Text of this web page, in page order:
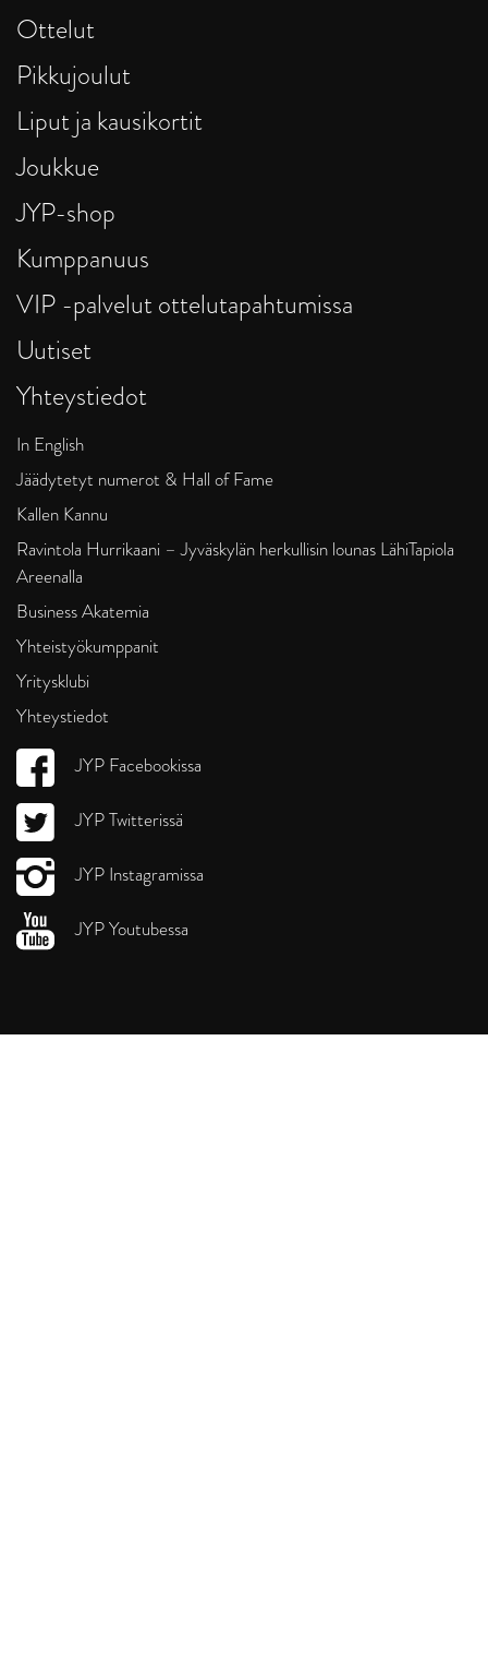
Ottelut
Pikkujoulut
Liput ja kausikortit
Joukkue
JYP-shop
Kumppanuus
VIP -palvelut ottelutapahtumissa
Uutiset
Yhteystiedot
In English
Jäädytetyt numerot & Hall of Fame
Kallen Kannu
Ravintola Hurrikaani – Jyväskylän herkullisin lounas LähiTapiola
Areenalla
Business Akatemia
Yhteistyökumppanit
Yritysklubi
Yhteystiedot
JYP Facebookissa
JYP Twitterissä
JYP Instagramissa
JYP Youtubessa